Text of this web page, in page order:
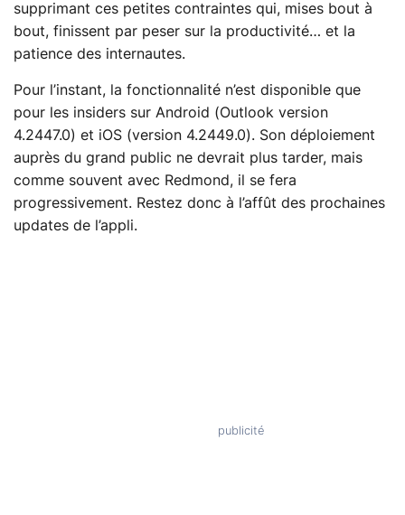
supprimant ces petites contraintes qui, mises bout à
bout, finissent par peser sur la productivité… et la
patience des internautes.
Pour l’instant, la fonctionnalité n’est disponible que
pour les insiders sur Android (Outlook version
4.2447.0) et iOS (version 4.2449.0). Son déploiement
auprès du grand public ne devrait plus tarder, mais
comme souvent avec Redmond, il se fera
progressivement. Restez donc à l’affût des prochaines
updates de l’appli.